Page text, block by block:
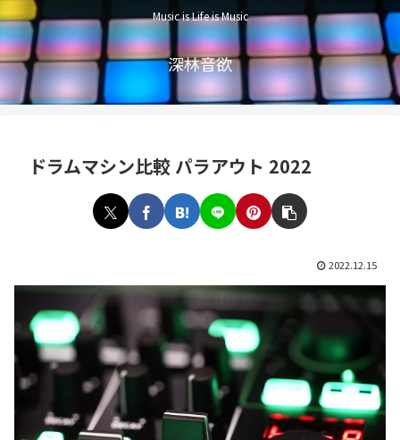
Music is Life is Music
深林音欲
ドラムマシン比較 パラアウト 2022
2022.12.15